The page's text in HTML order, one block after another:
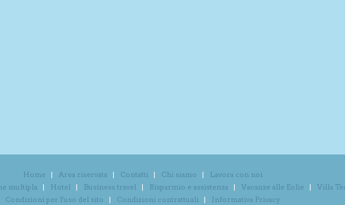
Home Area riservata Contatti Chi siamo
Lavora con noi
multipla Hotel Business travel Risparmio e assistenza Vacanze alle Eolie
Villa
Condizioni per l'uso del sito
Condizioni contrattuali Informativa Privacy